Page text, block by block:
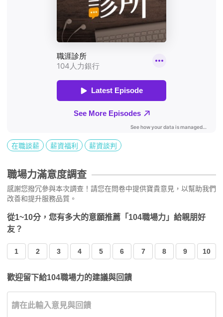
在職談薪 薪資福利 薪資談判
職場力滿意度調查
感謝您撥冗參與本次調查！請您在問卷中提供寶貴意見，以幫助我們
改善和提升服務品質。
從1~10分，您有多大的意願推薦「104職場力」給親朋好
友？
1 2 3 4 5 6 7 8 9 10
歡迎留下給104職場力的建議與回饋